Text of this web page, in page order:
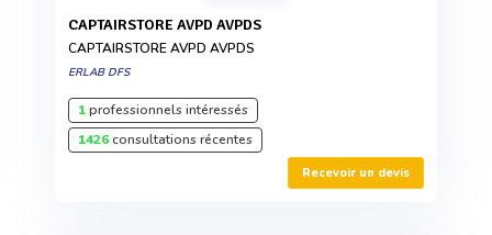
CAPTAIRSTORE AVPD AVPDS
CAPTAIRSTORE AVPD AVPDS
ERLAB DFS
1professionnels intéressés
1426consultations récentes
Recevoir un devis